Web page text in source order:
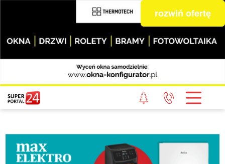
rozwiń ofertę
STRONA GŁÓWNA
POWIAT GRYFICKI
WIADOMOŚCI Z LASU
STUDIO SUPERPORTALU